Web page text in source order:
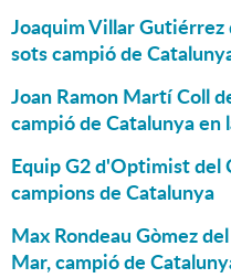
Joaquim Villar
sots campió de
Joan Ramon Martí Coll
campió de Catalunya
Equip G2 d'Optimist del
campions de Catalunya
Max Rondeau Gòmez
Mar, campió de